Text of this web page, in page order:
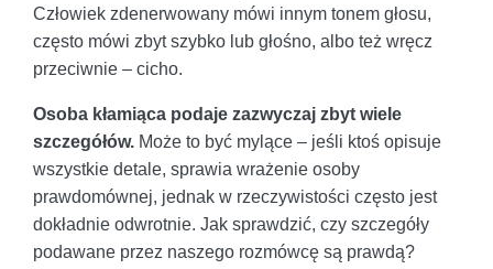
Człowiek zdenerwowany mówi innym tonem głosu,
często mówi zbyt szybko lub głośno, albo też wręcz
przeciwnie – cicho.
Osoba kłamiąca podaje zazwyczaj zbyt wiele
szczegółów. Może to być mylące – jeśli ktoś opisuje
wszystkie detale, sprawia wrażenie osoby
prawdomównej, jednak w rzeczywistości często jest
dokładnie odwrotnie. Jak sprawdzić, czy szczegóły
podawane przez naszego rozmówcę są prawdą?